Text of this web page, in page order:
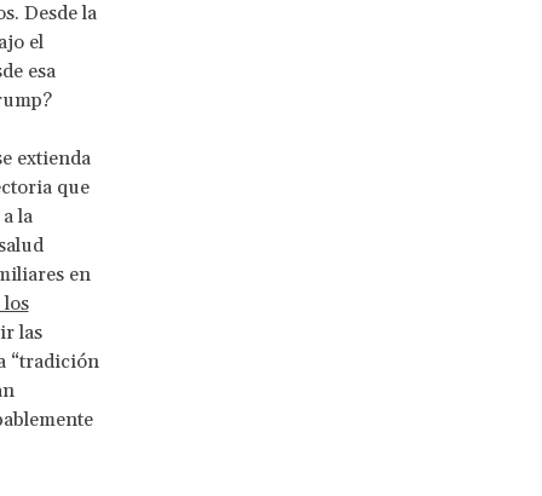
Desde la
el
esa
extienda
que
la
en
los
las
“tradición